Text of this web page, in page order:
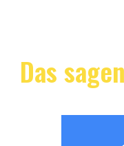
Das